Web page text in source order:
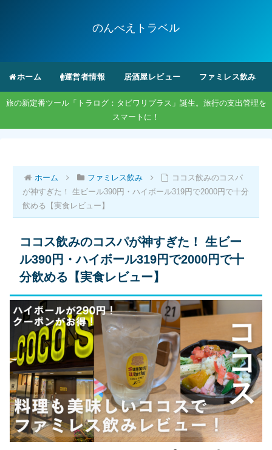
のんべえトラベル
ホーム 運営者情報 居酒屋レビュー ファミレス飲み
旅の新定番ツール「トラログ：タビワリプラス」誕生。旅行の支出管理を
スマートに！
ホーム ファミレス飲み
ココス飲みのコスパ
が神すぎた！ 生ビール390円・ハイボール319円で2000円で十分
飲める【実食レビュー】
ココス飲みのコスパが神すぎた！ 生ビー
ル390円・ハイボール319円で2000円で十
分飲める【実食レビュー】